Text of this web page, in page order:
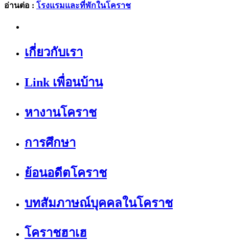
อ่านต่อ : โรงแรมและที่พักในโคราช
เกี่ยวกับเรา
Link เพื่อนบ้าน
หางานโคราช
การศึกษา
ย้อนอดีตโคราช
บทสัมภาษณ์บุคคลในโคราช
โคราชฮาเฮ